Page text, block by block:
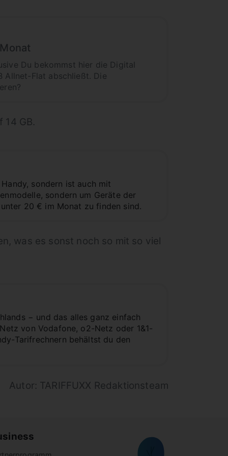
Du bekommst hier die Digital
Allnet-Flat abschließt. Die
14 GB.
sondern ist auch mit
sondern um Geräte der
20 € im Monat zu finden sind.
was es sonst noch so mit so viel
− und das alles ganz einfach
von Vodafone, o2-Netz oder 1&1-
Tarifrechnern behältst du den
Autor: TARIFFUXX Redaktionsteam